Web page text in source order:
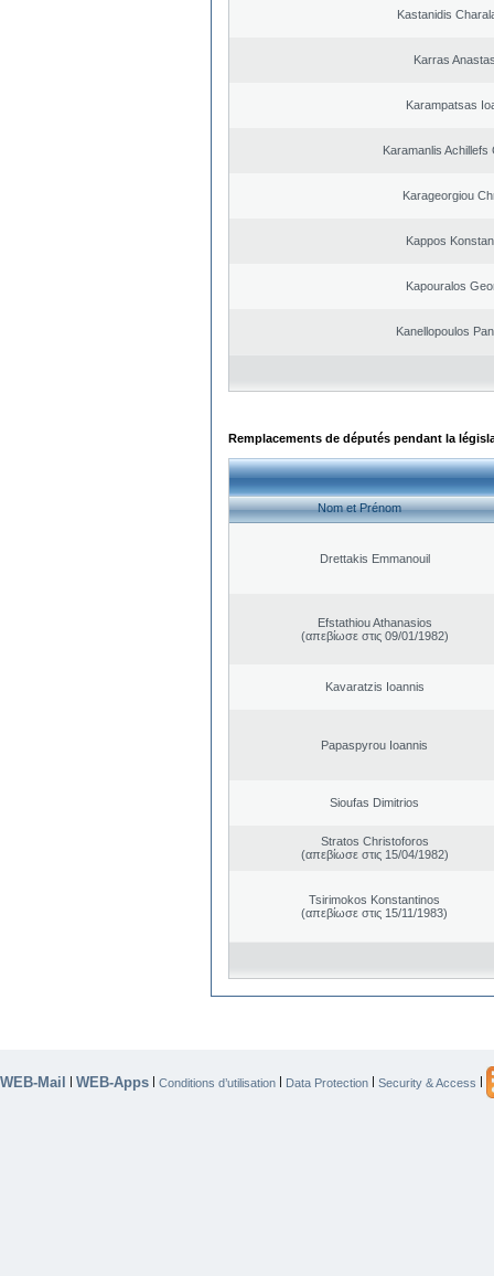
Kastanidis
Karras
Karampatsas
Karamanlis Achillefs
Karageorgiou
Kappos
Kapouralos
Kanellopoulos
Remplacements de députés pendant la
Nom et Prénom
Drettakis Emmanouil
Efstathiou Athanasios
(απεβίωσε στις 09/01/1982)
Kavaratzis Ioannis
Papaspyrou Ioannis
Sioufas Dimitrios
Stratos Christoforos
(απεβίωσε στις 15/04/1982)
Tsirimokos Konstantinos
(απεβίωσε στις 15/11/1983)
WEB-Mail | WEB-Apps | Conditions d’utilisation | Data Protection | Security & Access |